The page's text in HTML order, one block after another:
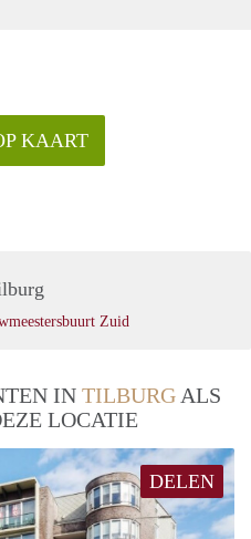
KAART
Zuid
IN TILBURG ALS
LOCATIE
DELEN